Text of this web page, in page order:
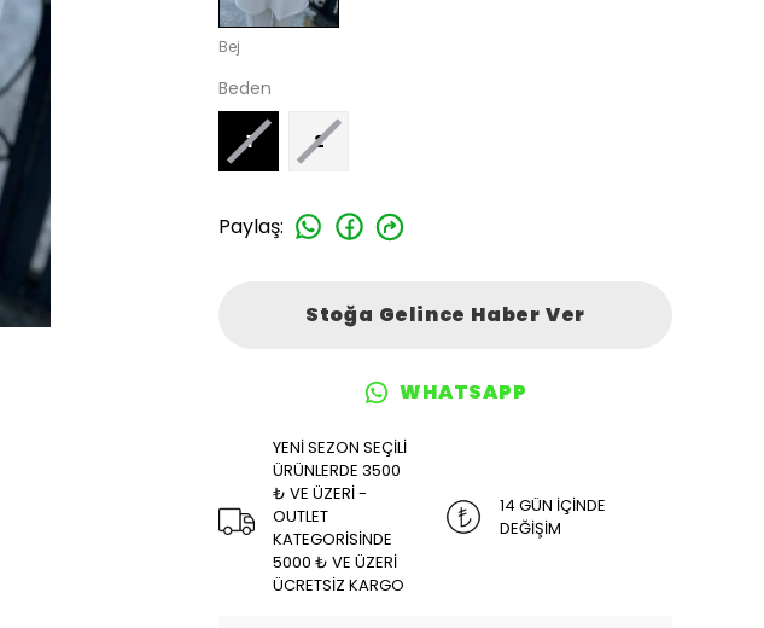
Bej
Beden
1 2
Paylaş:
Stoğa Gelince Haber Ver
WHATSAPP
YENİ SEZON SEÇİLİ
ÜRÜNLERDE 3500
₺ VE ÜZERİ -
OUTLET
KATEGORİSİNDE
5000 ₺ VE ÜZERİ
ÜCRETSİZ KARGO
14 GÜN İÇİNDE
DEĞİŞİM